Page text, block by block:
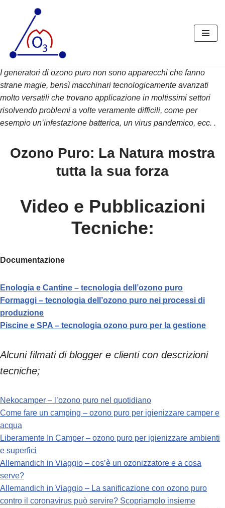
contenuto
I generatori di ozono puro non sono apparecchi che fanno
strane magie, bensì macchinari tecnologicamente avanzati
molto versatili che trovano applicazione in moltissimi settori
risolvendo problemi a volte veramente difficili, come per
esempio un’infestazione batterica, un virus pandemico, ecc. .
Ozono Puro: La Natura mostra
tutta la sua forza
Video e Pubblicazioni
Tecniche:
Documentazione
Enologia e Cantine – tecnologia dell’ozono puro
Formaggi – tecnologia dell’ozono puro nei processi di
produzione
Piscine e SPA – tecnologia ozono puro per la gestione
Alcuni filmati di blogger e clienti con descrizioni
tecniche;
Nekocamper – l’ozono puro nel quotidiano
Come fare un camping – ozono puro per igienizzare camper e
acqua
Liberamente In Camper – ozono puro per igienizzare ambienti
e superfici
Allemandich in Viaggio – cos’è un ozonizzatore e a cosa
serve?
Allemandich in Viaggio – La sanificazione con ozono puro
contro il coronavirus può servire? Scopriamolo insieme